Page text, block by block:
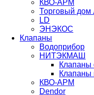
КВО-АРМ
Торговый дом
LD
ЭНЭКОС
Клапаны
Водоприбор
НИТЭКМАШ
Клапаны
Клапаны
КВО-АРМ
Dendor